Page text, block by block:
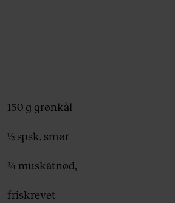
150 g grønkål
½ spsk. smør
¾ muskatnød,
friskrevet